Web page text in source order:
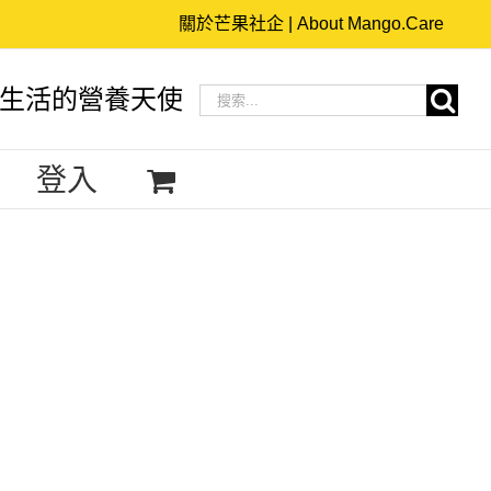
關於芒果社企 | About Mango.Care
活的營養天使
搜
登入